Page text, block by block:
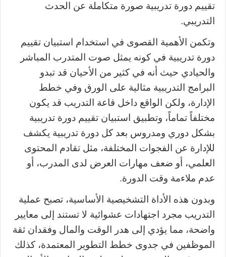
تقييم دورة تدريبية صورة متكاملة عن الحدث
التدريبي.
وتكمن الأهمية القصوى في استخدام استبيان تقييم
دورة تدريبية في كونه يمثل صوت المتدرب المباشر
والحيادي حيث أنه في كثير من الأحيان قد تبدو
البرامج التدريبية مثالية على الورق وفي خطط
الإدارة، ولكن الواقع داخل قاعة التدريب قد يكون
مختلفاً تماماً، وتطبيق استبيان تقييم دورة تدريبية
بشكل دوري ومدروس بعد كل دورة تدريبية يكشف
للإدارة عن الفجوات المختلفة، مثل تقادم المحتوى
العلمي، أو ضعف مهارات العرض لدى المدرب، أو
عدم ملاءمة وقت الدورة.
وبدون هذه الأداة التشخيصية الأساسية، تصبح عملية
التدريب مجرد اجتهادات عشوائية لا تستند إلى معايير
واضحة، مما يؤدي إلى هدر الوقت والمال وفقدان ثقة
الموظفين في جدوى خطط التطوير المعتمدة، كذلك